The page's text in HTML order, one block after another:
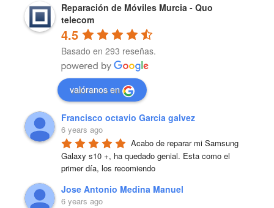
Reparación de Móviles Murcia - Quo
telecom
4.5
Basado en 293 reseñas.
valóranos en
Francisco octavio Garcia galvez
6 years ago
Acabo de reparar mi Samsung
Galaxy s10 +, ha quedado genial. Esta como el
primer día, los recomiendo
Jose Antonio Medina Manuel
6 years ago